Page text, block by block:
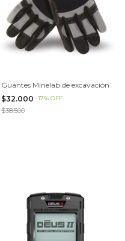
Guantes Minelab de excavación
$32.000 -17% OFF
$38.500